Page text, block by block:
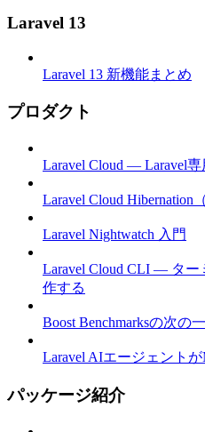
Laravel 13
Laravel 13 新機能まとめ
プロダクト
Laravel Cloud — Laravel専
Laravel Cloud Hibernation
Laravel Nightwatch 入門
Laravel Cloud CLI — ター
作する
Boost Benchmarksの次の
Laravel AIエージェント
パッケージ紹介